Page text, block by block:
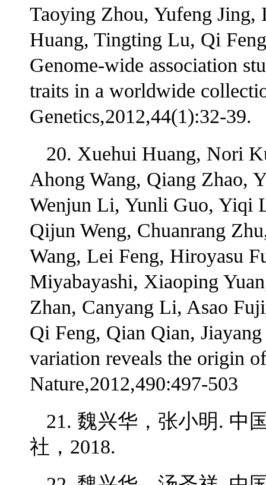
Taoying Zhou, Yufeng
Huang, Tingting Lu, Qi
Genome-wide association
traits in a worldwide
Genetics,2012,44(1):32-39.
20. Xuehui Huang, Nori
Ahong Wang, Qiang Zhao,
Wenjun Li, Yunli Guo, Yiqi
Qijun Weng, Chuanrang
Wang, Lei Feng, Hiroyasu
Miyabayashi, Xiaoping
Zhan, Canyang Li, Asao
Qi Feng, Qian Qian,
variation reveals the origin
Nature,2012,490:497-503
21. 魏兴华，张小明. 中
社，2018.